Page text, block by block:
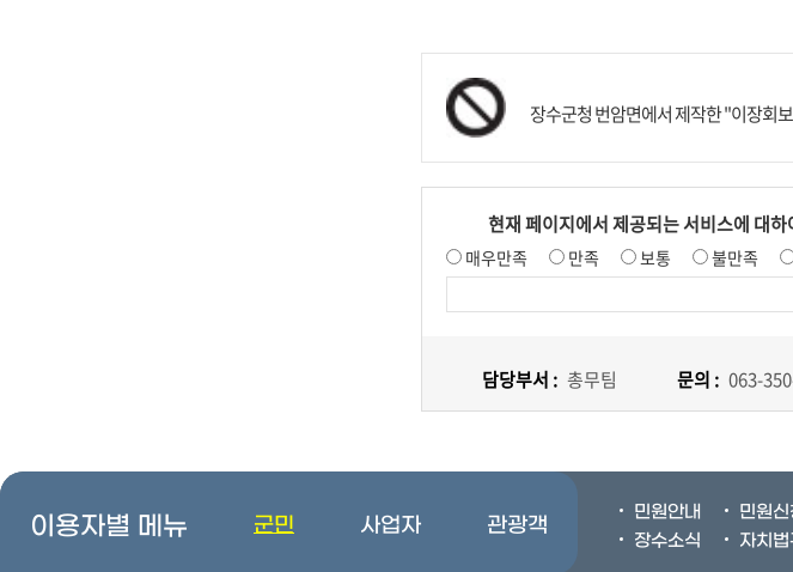
장수군청 번암면에서 제작한 "이장회
현재 페이지에서 제공되는 서비스에 대
매우만족 만족 보통 불만족
담당부서 : 총무팀 문의 : 063-
이용자별 메뉴 군민 사업자 관광객
민원안내 민원신
장수소식
자치